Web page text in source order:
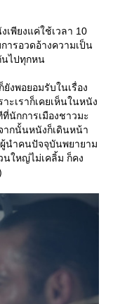
พียงแค่ใช้เวลา 10
ารอวดอ้างความเป็น
นไปทุกหน
งพอยอมรับในเรื่อง
ะเราก็เคยเห็นในหนัง
นักการเมืองชาวมะ
ากนั้นหนังก็เดินหน้า
นำคนปัจจุบันพยายาม
นใหญ่ไม่เคลิ้ม ก็คง